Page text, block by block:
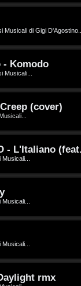
Musicali di Gigi
- Komodo
Musicali...
(cover)
- L'Italiano
Musicali...
Musicali...
Musicali...
rmx